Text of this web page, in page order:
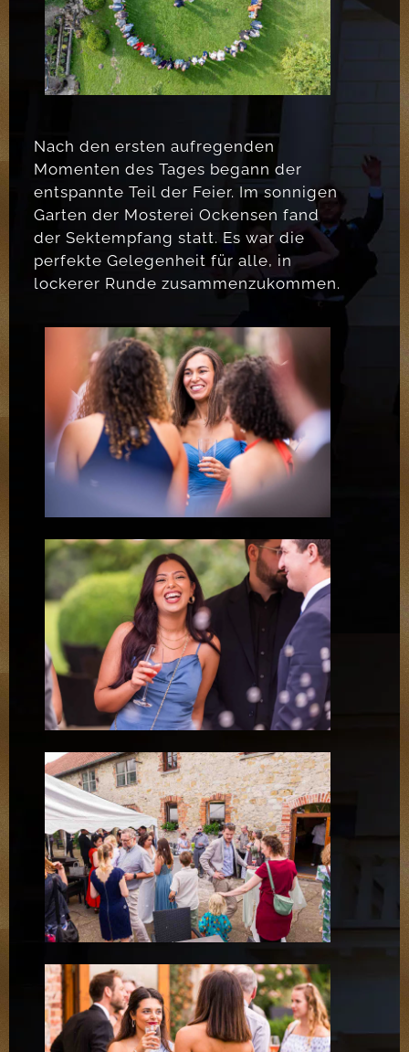
Nach den ersten aufregenden
Momenten des Tages begann der
entspannte Teil der Feier. Im sonnigen
Garten der Mosterei Ockensen fand
der Sektempfang statt. Es war die
perfekte Gelegenheit für alle, in
lockerer Runde zusammenzukommen.